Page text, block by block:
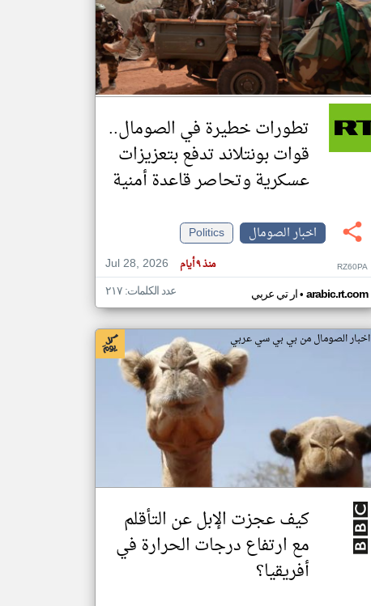
تغيير الدولة
مصادر الأخبار من الصومال
اخبار الصومال على مدار الساعة
أهم اخبار الصومال العاجلة والمباشرة
تطورات خطيرة في الصومال..
قوات بونتلاند تدفع بتعزيزات
عسكرية وتحاصر قاعدة أمنية
اخبار الصومال
Politics
Jul 28, 2026
منذ ٩ أيام RZ60PA
ار تي عربي• arabic.rt.com عدد الكلمات: ٢١٧
اخبار الصومال من بي بي سي عربي
كيف عجزت الإبل عن التأقلم
مع ارتفاع درجات الحرارة في
أفريقيا؟
klyoum.com